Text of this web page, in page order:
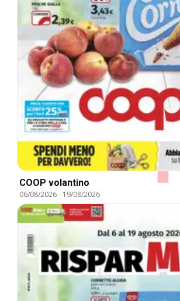
COOP volantino
06/08/2026- 19/08/2026